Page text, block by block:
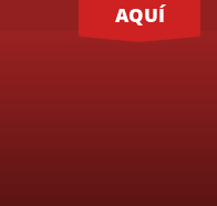
AQUÍ